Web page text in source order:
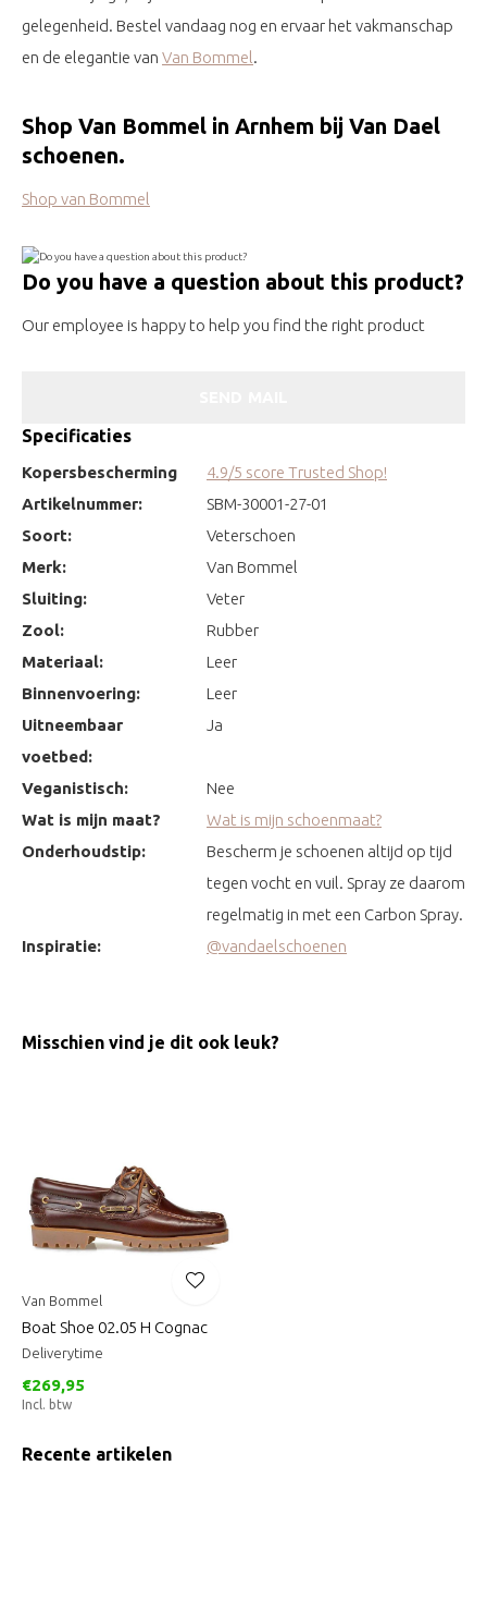
gelegenheid. Bestel vandaag nog en ervaar het vakmanschap
en de elegantie van Van Bommel.
Shop Van Bommel in Arnhem bij Van Dael
schoenen.
Shop van Bommel
Do you have a question about this product?
Our employee is happy to help you find the right product
Specificaties
Kopersbescherming
4.9/5 score Trusted Shop!
Artikelnummer:
SBM-30001-27-01
Soort:
Veterschoen
Merk:
Van Bommel
Sluiting:
Veter
Zool:
Rubber
Materiaal:
Leer
Binnenvoering:
Leer
Uitneembaar
voetbed:
Ja
Veganistisch:
Nee
Wat is mijn maat?
Wat is mijn schoenmaat?
Onderhoudstip:
Bescherm je schoenen altijd op tijd
tegen vocht en vuil. Spray ze daarom
regelmatig in met een Carbon Spray.
Inspiratie:
@vandaelschoenen
Misschien vind je dit ook leuk?
Van Bommel
Boat Shoe 02.05 H Cognac
Deliverytime
€269,95
Incl. btw
Recente artikelen